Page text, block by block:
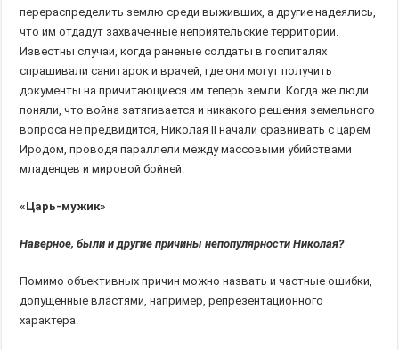
перераспределить землю среди выживших, а другие надеялись,
что им отдадут захваченные неприятельские территории.
Известны случаи, когда раненые солдаты в госпиталях
спрашивали санитарок и врачей, где они могут получить
документы на причитающиеся им теперь земли. Когда же люди
поняли, что война затягивается и никакого решения земельного
вопроса не предвидится, Николая II начали сравнивать с царем
Иродом, проводя параллели между массовыми убийствами
младенцев и мировой бойней.
«Царь-мужик»
Наверное, были и другие причины непопулярности Николая?
Помимо объективных причин можно назвать и частные ошибки,
допущенные властями, например, репрезентационного
характера.